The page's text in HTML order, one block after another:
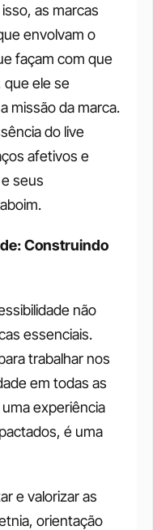
as marcas
envolvam o
façam com que
que ele se
missão da marca.
do live
afetivos e
seus
Construindo
não
essenciais.
trabalhar nos
em todas as
experiência
é uma
e valorizar as
orientação